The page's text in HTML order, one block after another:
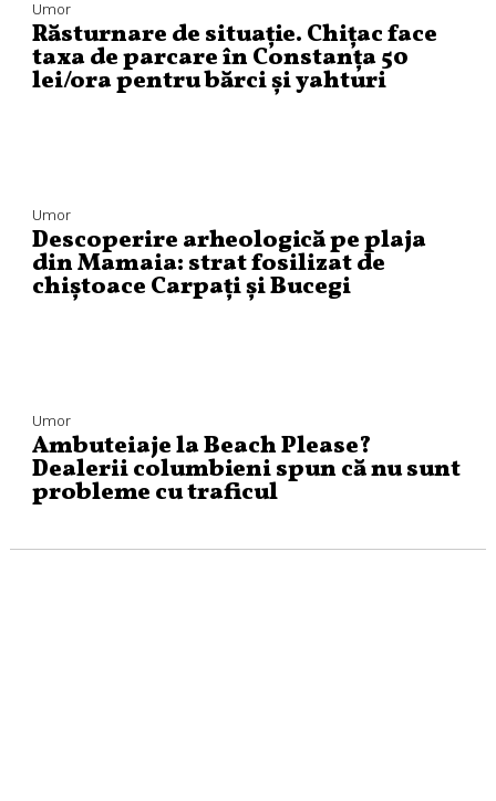
Umor
Răsturnare de situație. Chițac face
taxa de parcare în Constanța 50
lei/ora pentru bărci și yahturi
Umor
Descoperire arheologică pe plaja
din Mamaia: strat fosilizat de
chiștoace Carpați și Bucegi
Umor
Ambuteiaje la Beach Please?
Dealerii columbieni spun că nu sunt
probleme cu traficul